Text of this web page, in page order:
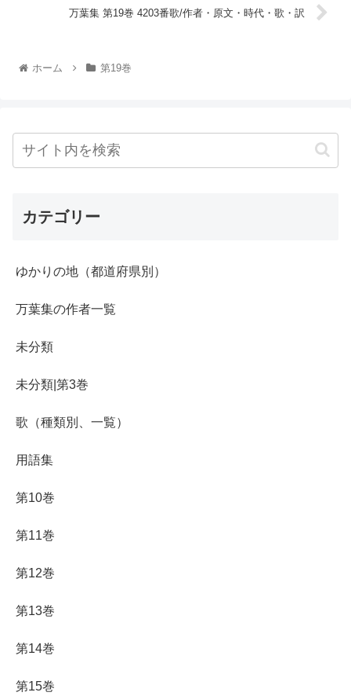
万葉集 第19巻 4203番歌/作者・原文・時代・歌・訳
ホーム 第19巻
カテゴリー
ゆかりの地（都道府県別）
万葉集の作者一覧
未分類
未分類|第3巻
歌（種類別、一覧）
用語集
第10巻
第11巻
第12巻
第13巻
第14巻
第15巻